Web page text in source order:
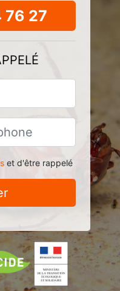
76 27
et d'être rappelé